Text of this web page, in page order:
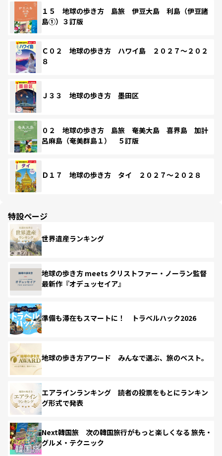
１５ 地球の歩き方 島旅 伊豆大島 利島（伊豆諸
島①）３訂版
Ｃ０２ 地球の歩き方 ハワイ島 ２０２７～２０２
８
Ｊ３３ 地球の歩き方 墨田区
０２ 地球の歩き方 島旅 奄美大島 喜界島 加計
呂麻島（奄美群島１） ５訂版
Ｄ１７ 地球の歩き方 タイ ２０２７～２０２８
特設ページ
世界遺産ランキング
地球の歩き方 meets クリストファー・ノーラン監督
最新作『オデュッセイア』
準備も滞在もスマートに！ トラベルハック2026
地球の歩き方アワード みんなで選ぶ、旅のベスト。
エアラインランキング 読者の投票をもとにランキン
グ形式で発表
Next韓国旅 次の韓国旅行がもっと楽しくなる 旅先・
グルメ・テクニック